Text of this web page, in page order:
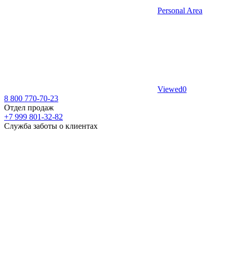
Personal Area
Viewed0
8 800 770-70-23
Отдел продаж
+7 999 801-32-82
Служба заботы о клиентах